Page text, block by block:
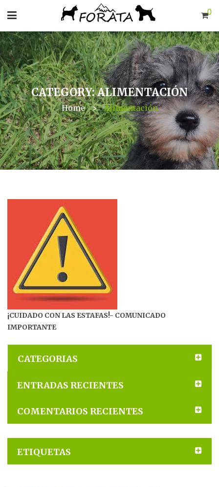
0
CATEGORY: ALIMENTACIÓN
Home > Alimentación
¡CUIDADO CON LAS ESTAFAS!- COMUNICADO
IMPORTANTE
CATEGORIAS
ENTRADAS RECIENTES
COMENTARIOS RECIENTES
ETIQUETAS